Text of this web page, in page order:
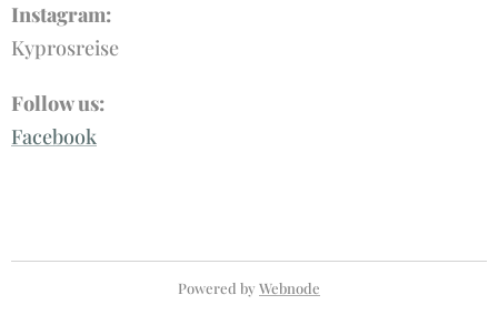
Instagram:
Kyprosreise
Follow us:
Facebook
Powered by Webnode